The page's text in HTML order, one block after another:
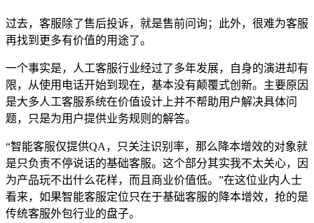
过去，客服除了售后投诉，就是售前问询；此外，很难为客服
再找到更多有价值的用途了。
一个事实是，人工客服行业经过了多年发展，自身的演进却有
限，从使用电话开始到现在，基本没有颠覆式创新。主要原因
是大多人工客服系统在价值设计上并不帮助用户解决具体问
题，只是为用户提供业务规则的解答。
“智能客服仅提供QA，只关注识别率，那么降本增效的对象就
是只负责不停说话的基础客服。这个部分其实我不太关心，因
为产品玩不出什么花样，而且商业价值低。”在这位业内人士
看来，如果智能客服定位只在于基础客服的降本增效，抢的是
传统客服外包行业的盘子。